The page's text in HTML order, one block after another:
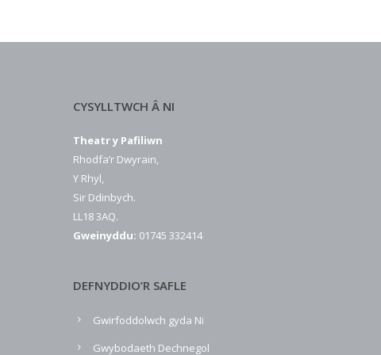
CYSYLLTWCH Â NI
Theatr y Pafiliwn
Rhodfa’r Dwyrain,
Y Rhyl,
Sir Ddinbych.
LL18 3AQ.
Gweinyddu: 01745 332414
DEFNYDDIO’R SAFLE
Gwirfoddolwch gyda Ni
Gwybodaeth Dechnegol